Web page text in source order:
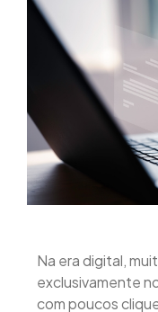
Na era digital,
exclusivamente
com poucos